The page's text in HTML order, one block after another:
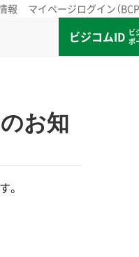
報 マイページログイン（
ビジコムID
ビ
ポ
お知
。